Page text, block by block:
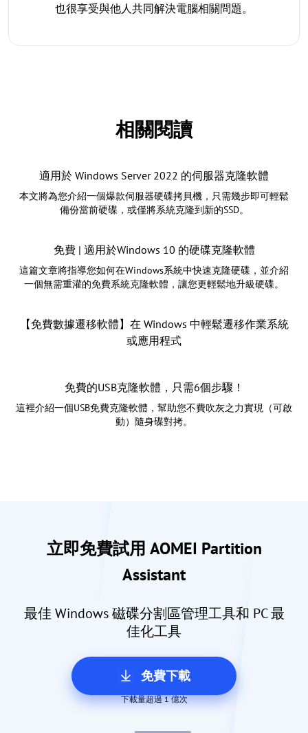
也很享受與他人共同解決電腦相關問題。
相關閱讀
適用於 Windows Server 2022 的伺服器克隆軟體
本文將為您介紹一個爆款伺服器硬碟拷貝機，只需幾步即可輕鬆
備份當前硬碟，或僅將系統克隆到新的SSD。
免費 | 適用於Windows 10 的硬碟克隆軟體
這篇文章將指導您如何在Windows系統中快速克隆硬碟，並介紹
一個無需重灌的免費系統克隆軟體，讓您更輕鬆地升級硬碟。
【免費數據遷移軟體】在 Windows 中輕鬆遷移作業系統
或應用程式
免費的USB克隆軟體，只需6個步驟！
這裡介紹一個USB免費克隆軟體，幫助您不費吹灰之力實現（可啟
動）隨身碟對拷。
立即免費試用 AOMEI Partition
Assistant
最佳 Windows 磁碟分割區管理工具和 PC 最
佳化工具
免費下載
下載量超過 1 億次